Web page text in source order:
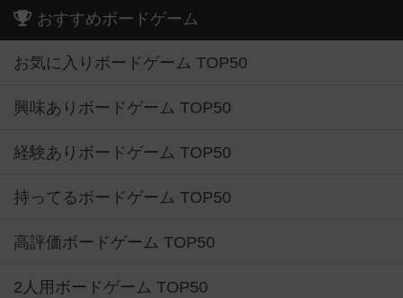
おすすめボードゲーム
お気に入りボードゲーム TOP50
興味ありボードゲーム TOP50
経験ありボードゲーム TOP50
持ってるボードゲーム TOP50
高評価ボードゲーム TOP50
2人用ボードゲーム TOP50